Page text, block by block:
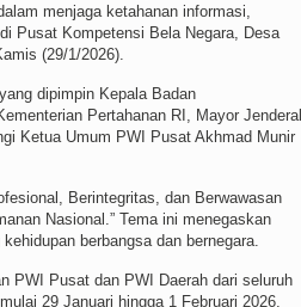
menjaga ketahanan informasi,
Pusat Kompetensi Bela Negara, Desa
(29/1/2026).
dipimpin Kepala Badan
Pertahanan RI, Mayor Jenderal
Ketua Umum PWI Pusat Akhmad Munir
Berintegritas, dan Berwawasan
Nasional.” Tema ini menegaskan
berbangsa dan bernegara.
PWI Pusat dan PWI Daerah dari seluruh
29 Januari hingga 1 Februari 2026,